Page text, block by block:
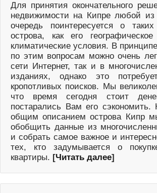
Для принятия окончательного
недвижимости на Кипре любой
очередь поинтересуется о таких
острова, как его
климатические условия. В
по этим вопросам можно очень
сети Интернет, так и в
изданиях, однако это
кропотливых поисков. Мы
что время сегодня стоит
постарались Вам его сэкономить.
общим описанием острова Кипр
обобщить данные из
и собрать самое важное и
тех, кто задумывается о
квартиры. [Читать далее]